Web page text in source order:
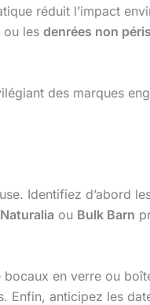
réduit l’impact
ou les denrées non
des marques
Identifiez d’abord
Naturalia ou Bulk Barn
en verre ou
Enfin, anticipez les